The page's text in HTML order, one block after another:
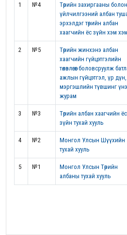
1 №4
Төрийн захиргааны болон
үйлчилгээний албан
эрхэлдэг төрийн албан
хаагчийн ёс зүйн хэм
2 №5
Төрийн жинхэнэ албан
хаагчийн гүйцэтгэлийн
төлөвлөгөөг боловсруулж
ажлын гүйцэтгэл, үр дүн,
мэргэшлийн түвшинг
журам
3 №3
Төрийн албан хаагчийн ёс
зүйн тухай хууль
4 №2
Монгол Улсын Шүүхийн
тухай хууль
5 №1
Монгол Улсын Төрийн
албаны тухай хууль